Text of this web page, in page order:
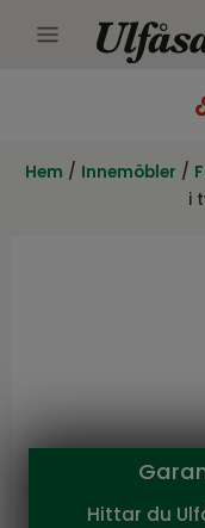
Kampanjer
Hem / Innemöbler /
i
Hittar du